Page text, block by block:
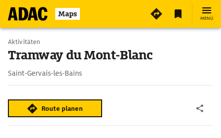
Maps MENÜ
Aktivitäten
Tramway du Mont-Blanc
Saint-Gervais-les-Bains
Route planen